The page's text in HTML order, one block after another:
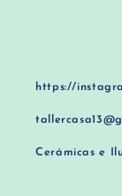
https://
Cerámicas e